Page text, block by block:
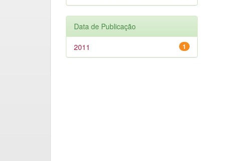
Data de Publicação
1
2011